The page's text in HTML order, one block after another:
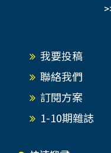
我要投稿
聯絡我們
訂閱方案
1-10期雜誌